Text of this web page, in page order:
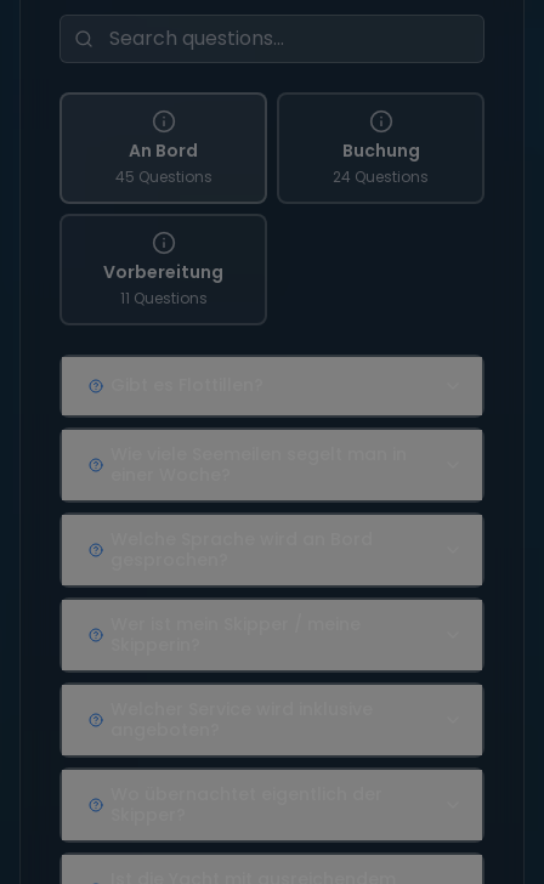
An Bord
45 Questions
Buchung
24 Questions
Vorbereitung
11 Questions